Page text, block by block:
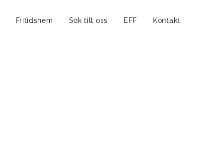
Fritidshem Sök till oss EFF Kontakt